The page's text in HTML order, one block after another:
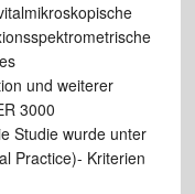
und weiterer
3000
Studie wurde unter
Practice)- Kriterien